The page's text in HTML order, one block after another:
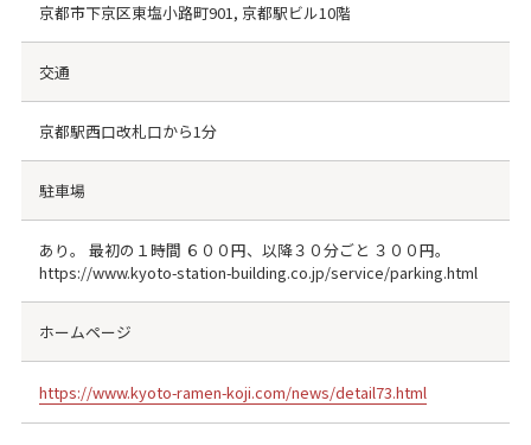
京都市下京区東塩小路町901, 京都駅ビル10階
交通
京都駅西口改札口から1分
駐車場
あり。 最初の１時間 ６００円、以降３０分ごと ３００円。
https://www.kyoto-station-building.co.jp/service/parking.html
ホームページ
https://www.kyoto-ramen-koji.com/news/detail73.html